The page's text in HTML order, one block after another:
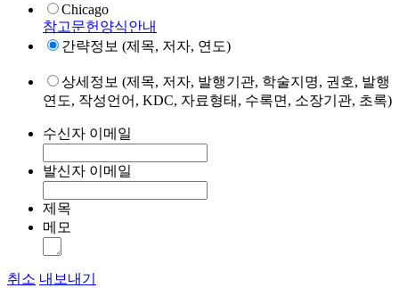
Chicago
참고문헌양식안내
간략정보 (제목, 저자, 연도)
상세정보 (제목, 저자, 발행기관, 학술지명, 권호, 발행
연도, 작성언어, KDC, 자료형태, 수록면, 소장기관, 초록)
수신자 이메일
발신자 이메일
제목
메모
취소 내보내기